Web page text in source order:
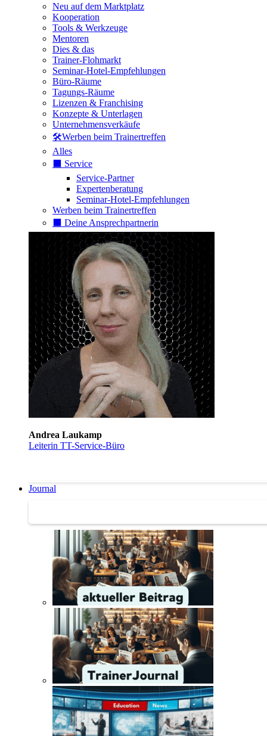
Neu auf dem Marktplatz
Kooperation
Tools & Werkzeuge
Mentoren
Dies & das
Trainer-Flohmarkt
Seminar-Hotel-Empfehlungen
Büro-Räume
Tagungs-Räume
Lizenzen & Franchising
Konzepte & Unterlagen
Unternehmensverkäufe
🛠️Werben beim Trainertreffen
Alles
⬛️ Service
Service-Partner
Expertenberatung
Seminar-Hotel-Empfehlungen
Werben beim Trainertreffen
⬛️ Deine Ansprechpartnerin
Andrea Laukamp
Leiterin TT-Service-Büro
Journal